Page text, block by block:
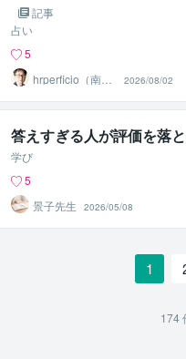
記事
占い
5
hrperficio（南仙
台の父）
2026/08/02
答えすぎる人が評価を落
学び
5
景子先生
2026/05/08
1
174